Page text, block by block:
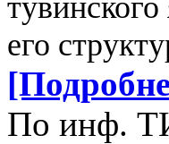
его
По инф.